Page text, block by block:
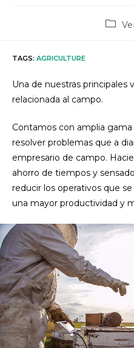
Post
TAGS: AGRICULTURE
Una de nuestras principales
relacionada al campo.
Contamos con amplia
resolver problemas que a
empresario de campo.
ahorro de tiempos y
reducir los operativos que
una mayor productividad y